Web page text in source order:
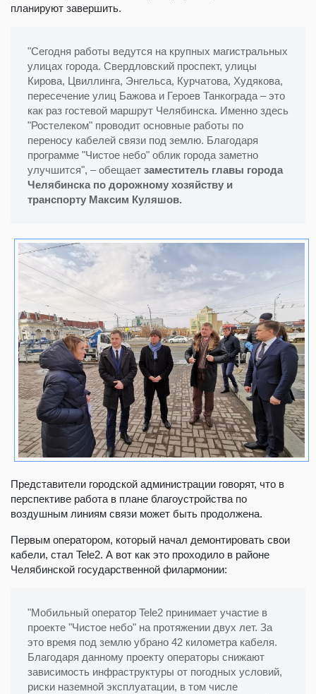
планируют завершить.
"Сегодня работы ведутся на крупных магистральных
улицах города. Свердловский проспект, улицы
Кирова, Цвиллинга, Энгельса, Курчатова, Худякова,
пересечение улиц Бажова и Героев Танкограда – это
как раз гостевой маршрут Челябинска. Именно здесь
"Ростелеком" проводит основные работы по
переносу кабелей связи под землю. Благодаря
программе "Чистое небо" облик города заметно
улучшится", – обещает заместитель главы города
Челябинска по дорожному хозяйству и
транспорту Максим Куляшов.
Представители городской администрации говорят, что в
перспективе работа в плане благоустройства по
воздушным линиям связи может быть продолжена.
Первым оператором, который начал демонтировать свои
кабели, стал Tele2. А вот как это проходило в районе
Челябинской государственной филармонии:
"Мобильный оператор Tele2 принимает участие в
проекте "Чистое небо" на протяжении двух лет. За
это время под землю убрано 42 километра кабеля.
Благодаря данному проекту операторы снижают
зависимость инфраструктуры от погодных условий,
риски наземной эксплуатации, в том числе